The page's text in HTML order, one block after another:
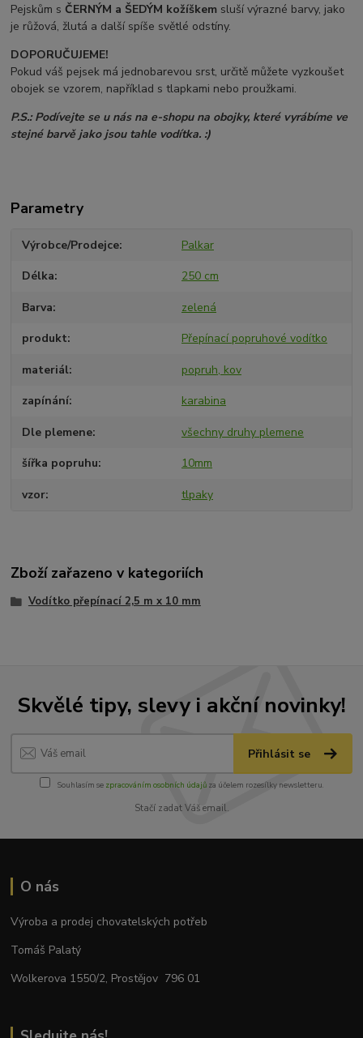
Pejskům s ČERNÝM a ŠEDÝM kožíškem sluší výrazné barvy, jako
je růžová, žlutá a další spíše světlé odstíny.
DOPORUČUJEME!
Pokud váš pejsek má jednobarevou srst, určitě můžete vyzkoušet
obojek se vzorem, například s tlapkami nebo proužkami.
P.S.: Podívejte se u nás na e-shopu na obojky, které vyrábíme ve
stejné barvě jako jsou tahle vodítka. :)
Parametry
Výrobce/Prodejce Palkar
Délka 250 cm
Barva zelená
produkt Přepínací popruhové vodítko
materiál popruh, kov
zapínání karabina
Dle plemene všechny druhy plemene
šířka popruhu 10mm
vzor tlpaky
Zboží zařazeno v kategoriích
Vodítko přepínací 2,5 m x 10 mm
Skvělé tipy, slevy i akční novinky!
Přihlásit se
Souhlasím se zpracováním osobních údajůza účelem rozesílky newsletteru.
Stačí zadat Váš email.
O nás
Výroba a prodej chovatelských potřeb
Tomáš Palatý
Wolkerova 1550/2, Prostějov 796 01